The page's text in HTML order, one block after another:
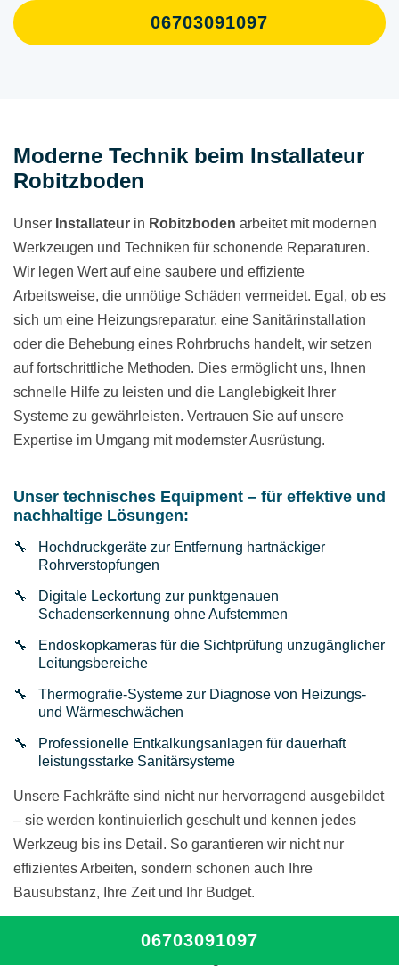
06703091097
Moderne Technik beim Installateur
Robitzboden
Unser Installateur in Robitzboden arbeitet mit modernen
Werkzeugen und Techniken für schonende Reparaturen.
Wir legen Wert auf eine saubere und effiziente
Arbeitsweise, die unnötige Schäden vermeidet. Egal, ob es
sich um eine Heizungsreparatur, eine Sanitärinstallation
oder die Behebung eines Rohrbruchs handelt, wir setzen
auf fortschrittliche Methoden. Dies ermöglicht uns, Ihnen
schnelle Hilfe zu leisten und die Langlebigkeit Ihrer
Systeme zu gewährleisten. Vertrauen Sie auf unsere
Expertise im Umgang mit modernster Ausrüstung.
Unser technisches Equipment – für effektive und
nachhaltige Lösungen:
Hochdruckgeräte zur Entfernung hartnäckiger
Rohrverstopfungen
Digitale Leckortung zur punktgenauen
Schadenserkennung ohne Aufstemmen
Endoskopkameras für die Sichtprüfung unzugänglicher
Leitungsbereiche
Thermografie-Systeme zur Diagnose von Heizungs-
und Wärmeschwächen
Professionelle Entkalkungsanlagen für dauerhaft
leistungsstarke Sanitärsysteme
Unsere Fachkräfte sind nicht nur hervorragend ausgebildet
– sie werden kontinuierlich geschult und kennen jedes
Werkzeug bis ins Detail. So garantieren wir nicht nur
effizientes Arbeiten, sondern schonen auch Ihre
Bausubstanz, Ihre Zeit und Ihr Budget.
💡 Unser Versprechen: In über 90 % der Fälle beheben wir
06703091097